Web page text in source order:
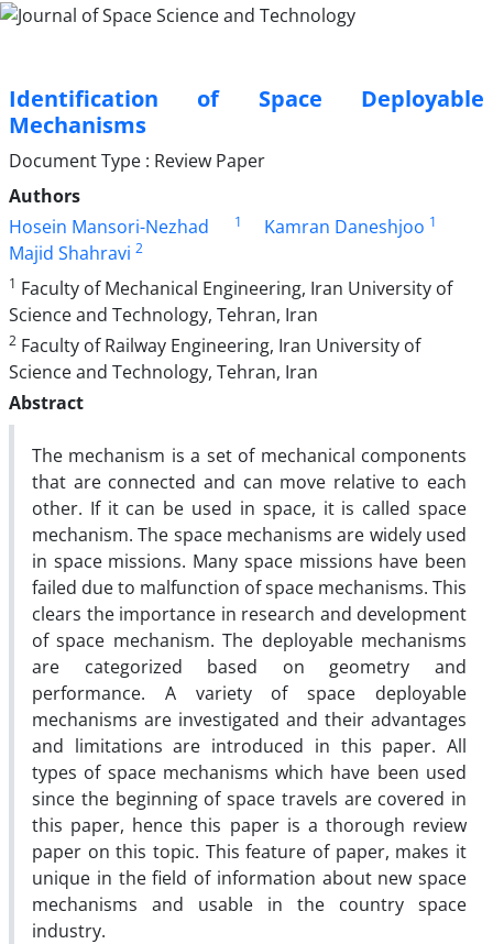
Identification of Space Deployable
Mechanisms
Document Type : Review Paper
Authors
Hosein Mansori-Nezhad
1 Kamran Daneshjoo 1
Majid Shahravi 2
1 Faculty of Mechanical Engineering, Iran University of
Science and Technology, Tehran, Iran
2 Faculty of Railway Engineering, Iran University of
Science and Technology, Tehran, Iran
Abstract
The mechanism is a set of mechanical components
that are connected and can move relative to each
other. If it can be used in space, it is called space
mechanism. The space mechanisms are widely used
in space missions. Many space missions have been
failed due to malfunction of space mechanisms. This
clears the importance in research and development
of space mechanism. The deployable mechanisms
are categorized based on geometry and
performance. A variety of space deployable
mechanisms are investigated and their advantages
and limitations are introduced in this paper. All
types of space mechanisms which have been used
since the beginning of space travels are covered in
this paper, hence this paper is a thorough review
paper on this topic. This feature of paper, makes it
unique in the field of information about new space
mechanisms and usable in the country space
industry.